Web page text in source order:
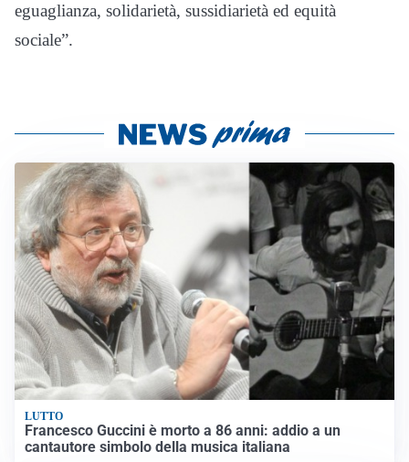
eguaglianza, solidarietà, sussidiarietà ed equità
sociale”.
LUTTO
Francesco Guccini è morto a 86 anni: addio a un
cantautore simbolo della musica italiana